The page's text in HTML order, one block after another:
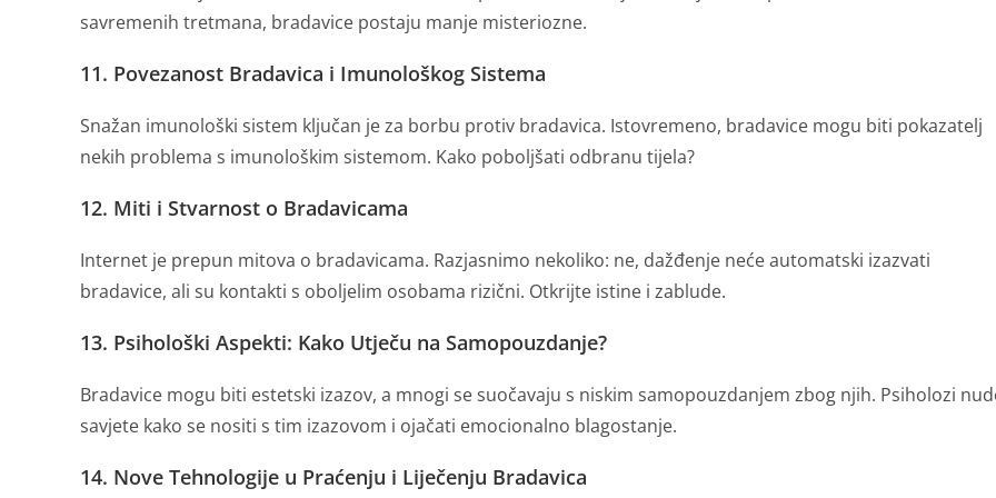
savremenih tretmana, bradavice postaju manje misteriozne.
11. Povezanost Bradavica i Imunološkog Sistema
Snažan imunološki sistem ključan je za borbu protiv bradavica. Istovremeno, bradavice mogu biti pokazatelj
nekih problema s imunološkim sistemom. Kako poboljšati odbranu tijela?
12. Miti i Stvarnost o Bradavicama
Internet je prepun mitova o bradavicama. Razjasnimo nekoliko: ne, dažđenje neće automatski izazvati
bradavice, ali su kontakti s oboljelim osobama rizični. Otkrijte istine i zablude.
13. Psihološki Aspekti: Kako Utječu na Samopouzdanje?
Bradavice mogu biti estetski izazov, a mnogi se suočavaju s niskim samopouzdanjem zbog njih. Psiholozi
savjete kako se nositi s tim izazovom i ojačati emocionalno blagostanje.
14. Nove Tehnologije u Praćenju i Liječenju Bradavica